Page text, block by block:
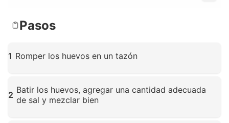
Pasos
1 Romper los huevos en un tazón
2 Batir los huevos, agregar una cantidad adecuada
de sal y mezclar bien